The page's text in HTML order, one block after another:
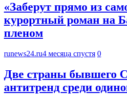
«Заберут прямо из
курортный роман на
пленом
runews24.ru4 месяца спустя 0
Две страны бывшего
антитренд среди